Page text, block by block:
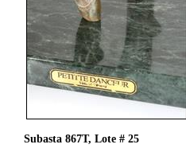
Subasta 867T, Lote # 25